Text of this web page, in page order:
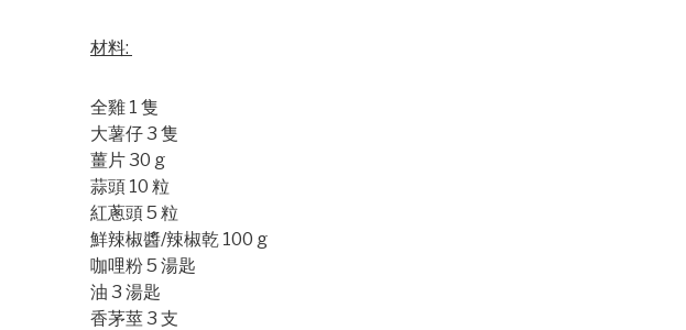
材料:
全雞 1 隻
大薯仔 3 隻
薑片 30 g
蒜頭 10 粒
紅蔥頭 5 粒
鮮辣椒醬/辣椒乾 100 g
咖哩粉 5 湯匙
油 3 湯匙
香茅莖 3 支